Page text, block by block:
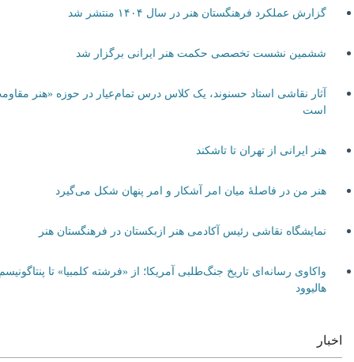
گزارش عملکرد فرهنگستان هنر در سال ۱۴۰۴ منتشر شد
ششمین نشست تخصصی حکمت هنر ایرانی برگزار شد
آثار نقاشی استاد حسنوند، یک کلاس درس تمام‌عیار در حوزه «هنر
است
هنر ایرانی از تهران تا تاشکند
هنر من در فاصلۀ میان امر آشکار و امر پنهان شکل می‌گیرد
نمایشگاه نقاشی رئیس آکادمی هنر ازبکستان در فرهنگستان هنر
واکاوی رسانه‌ای تاریخ جنگ‌طلبی آمریکا؛ از «فرشته کلمبیا» تا پنتاگونیسم
هالیوود
اخبار